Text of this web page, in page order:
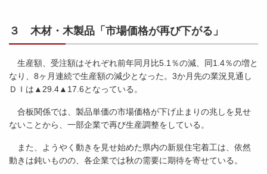
３ 木材・木製品「市場価格が再び下がる」
生産額、受注額はそれぞれ前年同月比5.1％の減、同1.4％の増と
なり、8ヶ月連続で生産額の減少となった。3か月先の業況見通し
ＤＩは▲29.4▲17.6となっている。
合板関係では、製品単価の市場価格が下げ止まりの兆しを見せ
ないことから、一部企業で再び生産調整をしている。
また、ようやく動きを見せ始めた県内の新規住宅着工は、依然
動きは鈍いものの、各企業では秋の需要に期待を寄せている。